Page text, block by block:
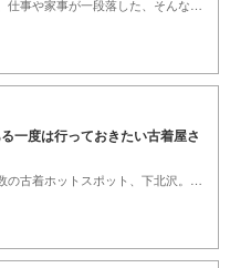
一度は行っておきたい古着屋さ